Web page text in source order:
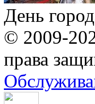
День
© 2009-
права